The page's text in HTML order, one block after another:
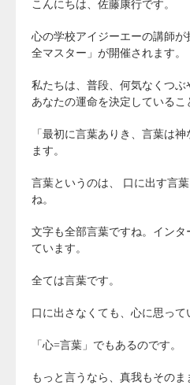
こんにちは、佐藤康行です。
心の学校アイジーエーの講師
全マスター」が開催されます。
私たちは、普段、何気なくつぶ
あなたの運命を決定しているこ
「最初に言葉ありき、言葉は
ます。
言葉というのは、 口に出す言
ね。
文字も全部言葉ですね。イン
ています。
全ては言葉です。
口に出さなくても、心に思って
「心=言葉」でもあるのです。
もっと言うなら、真我もそのま